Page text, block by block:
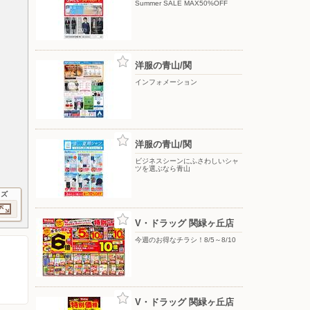
Summer SALE MAX50%OFF
洋服の青山/関
インフォメーション
洋服の青山/関
ビジネスシーンにふさわしいシャ
ツを選ぶなら青山
V・ドラッグ 関緑ヶ丘店
今週のお得なチラシ！8/5～8/10
V・ドラッグ 関緑ヶ丘店